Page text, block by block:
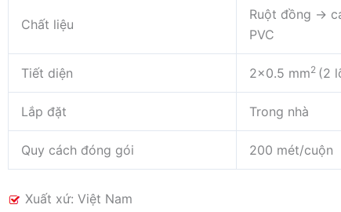
Chất liệu
Ruột đồng →
PVC
Tiết diện 2×0.5 mm2 (2
Lắp đặt Trong nhà
Quy cách đóng gói 200 mét/cuộn
Xuất xứ: Việt Nam